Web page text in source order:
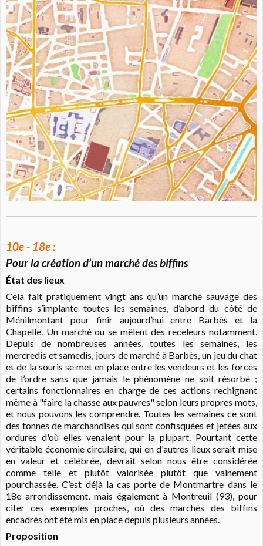
10e - 18e :
Pour la création d’un marché des biffins
État des lieux
Cela fait pratiquement vingt ans qu’un marché sauvage des
biffins s’implante toutes les semaines, d’abord du côté de
Ménilmontant pour finir aujourd’hui entre Barbès et la
Chapelle. Un marché ou se mêlent des receleurs notamment.
Depuis de nombreuses années, toutes les semaines, les
mercredis et samedis, jours de marché à Barbès, un jeu du chat
et de la souris se met en place entre les vendeurs et les forces
de l’ordre sans que jamais le phénomène ne soit résorbé ;
certains fonctionnaires en charge de ces actions rechignant
même à "faire la chasse aux pauvres" selon leurs propres mots,
et nous pouvons les comprendre. Toutes les semaines ce sont
des tonnes de marchandises qui sont confisquées et jetées aux
ordures d'où elles venaient pour la plupart. Pourtant cette
véritable économie circulaire, qui en d'autres lieux serait mise
en valeur et célébrée, devrait selon nous être considérée
comme telle et plutôt valorisée plutôt que vainement
pourchassée. C’est déjà la cas porte de Montmartre dans le
18e arrondissement, mais également à Montreuil (93), pour
citer ces exemples proches, où des marchés des biffins
encadrés ont été mis en place depuis plusieurs années.
Proposition